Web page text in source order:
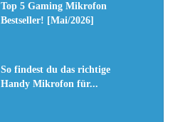
Top 5 Gaming Mikrofon
Bestseller! [Mai/2026]
So findest du das richtige
Handy Mikrofon für...